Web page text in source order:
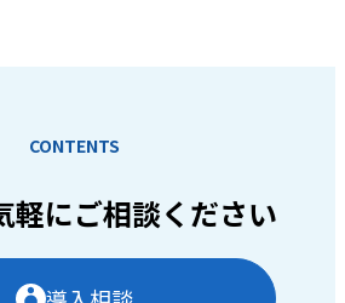
CONTENTS
軽にご相談ください